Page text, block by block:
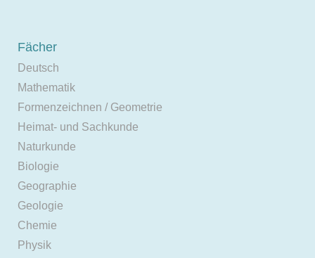
Fächer
Deutsch
Mathematik
Formenzeichnen / Geometrie
Heimat- und Sachkunde
Naturkunde
Biologie
Geographie
Geologie
Chemie
Physik